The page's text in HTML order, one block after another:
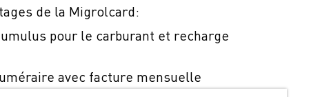
de la Migrolcard:
pour le carburant et recharge
avec facture mensuelle